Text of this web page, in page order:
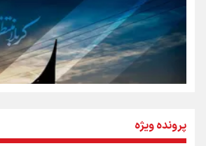
از طلوع خیابان‌ها تا غروب اشک
پرونده ویژه